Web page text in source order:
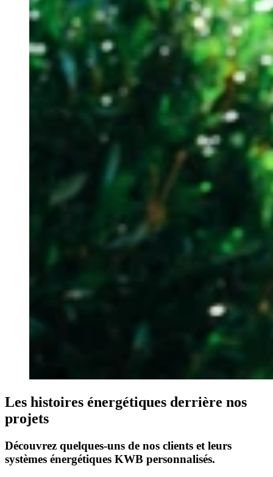
Les histoires énergétiques derrière nos
projets
Découvrez quelques-uns de nos clients et leurs
systèmes énergétiques KWB personnalisés.